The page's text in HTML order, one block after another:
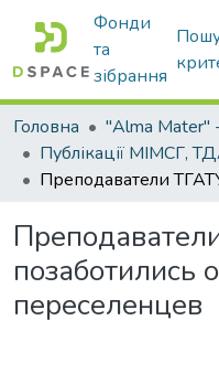
Фонди
та
зібрання
Головна
позаботились
переселенцев